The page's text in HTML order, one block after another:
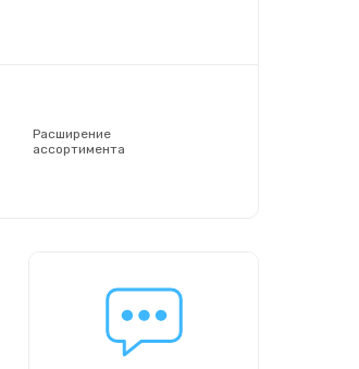
Расширение
ассортимента